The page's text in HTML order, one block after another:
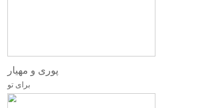
پوری و مهیار
برای تو